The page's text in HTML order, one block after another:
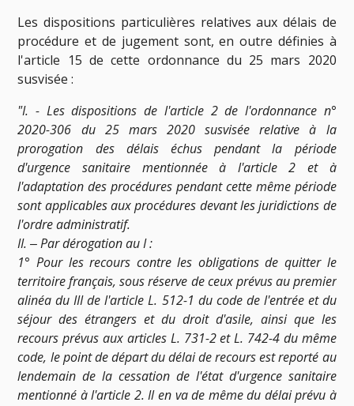
Les dispositions particulières relatives aux délais de
procédure et de jugement sont, en outre définies à
l'article 15 de cette ordonnance du 25 mars 2020
susvisée :
"I. - Les dispositions de l'article 2 de l'ordonnance n°
2020-306 du 25 mars 2020 susvisée relative à la
prorogation des délais échus pendant la période
d'urgence sanitaire mentionnée à l'article 2 et à
l'adaptation des procédures pendant cette même période
sont applicables aux procédures devant les juridictions de
l'ordre administratif.
II. ‒ Par dérogation au I :
1° Pour les recours contre les obligations de quitter le
territoire français, sous réserve de ceux prévus au premier
alinéa du III de l'article L. 512-1 du code de l'entrée et du
séjour des étrangers et du droit d'asile, ainsi que les
recours prévus aux articles L. 731-2 et L. 742-4 du même
code, le point de départ du délai de recours est reporté au
lendemain de la cessation de l'état d'urgence sanitaire
mentionné à l'article 2. Il en va de même du délai prévu à